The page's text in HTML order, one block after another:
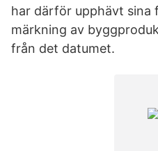
har därför upphävt sina
märkning av
från det datumet.